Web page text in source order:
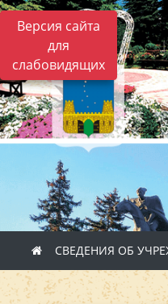
Версия сайта
для
слабовидящих
СВЕДЕНИЯ ОБ